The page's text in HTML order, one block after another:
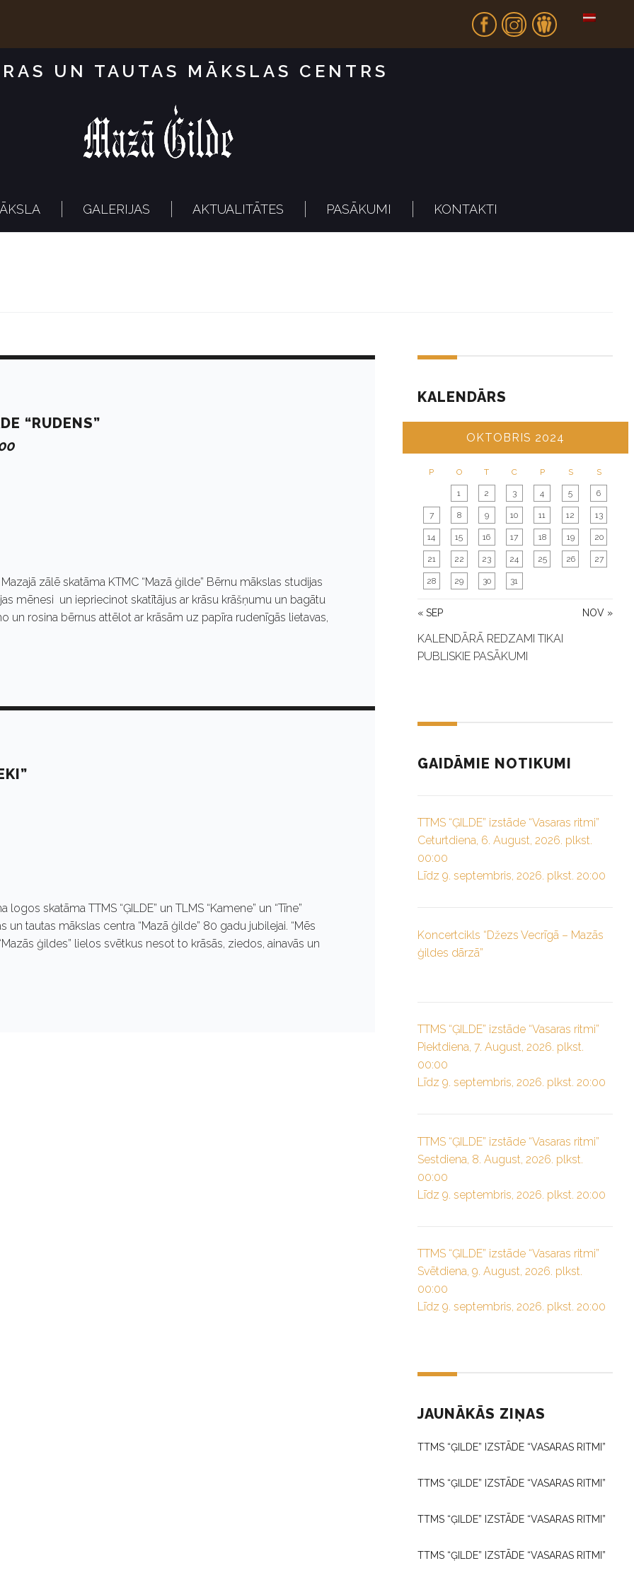
Fb In Dr
UN TAUTAS MĀKSLAS CENTRS
GALERIJAS AKTUALITĀTES PASĀKUMI KONTAKTI
“RUDENS”
zālē skatāma KTMC “Mazā ģilde” Bērnu mākslas studijas
mēnesi un iepriecinot skatītājus ar krāsu krāšņumu un bagātu
un rosina bērnus attēlot ar krāsām uz papīra rudenīgās lietavas,
skatāma TTMS “ĢILDE” un TLMS “Kamene” un “Tīne”
un tautas mākslas centra “Mazā ģilde” 80 gadu jubilejai. “Mēs
ģildes” lielos svētkus nesot to krāsās, ziedos, ainavās un
KALENDĀRS
OKTOBRIS 2024
P O T C P S S
« SEP NOV »
1 2 3 4 5 6
7 8 9 10 11 12 13
14 15 16 17 18 19 20
21 22 23 24 25 26 27
28 29 30 31
KALENDĀRĀ REDZAMI TIKAI
PUBLISKIE PASĀKUMI
GAIDĀMIE NOTIKUMI
TTMS “ĢILDE” izstāde “Vasaras ritmi”
Ceturtdiena, 6. August, 2026. plkst.
00:00
Līdz 9. septembris, 2026. plkst. 20:00
Koncertcikls “Džezs Vecrīgā – Mazās
ģildes dārzā”
TTMS “ĢILDE” izstāde “Vasaras ritmi”
Piektdiena, 7. August, 2026. plkst.
00:00
Līdz 9. septembris, 2026. plkst. 20:00
TTMS “ĢILDE” izstāde “Vasaras ritmi”
Sestdiena, 8. August, 2026. plkst.
00:00
Līdz 9. septembris, 2026. plkst. 20:00
TTMS “ĢILDE” izstāde “Vasaras ritmi”
Svētdiena, 9. August, 2026. plkst.
00:00
Līdz 9. septembris, 2026. plkst. 20:00
JAUNĀKĀS ZIŅAS
TTMS “ĢILDE” IZSTĀDE “VASARAS RITMI”
TTMS “ĢILDE” IZSTĀDE “VASARAS RITMI”
TTMS “ĢILDE” IZSTĀDE “VASARAS RITMI”
TTMS “ĢILDE” IZSTĀDE “VASARAS RITMI”